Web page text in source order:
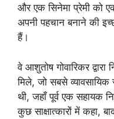
और एक सिनेमा प्रेमी को
अपनी पहचान बनाने की
हैं।
वे आशुतोष गोवारिकर
मिले, जो सबसे
थी, जहाँ पूर्व एक सहायक
कुछ साक्षात्कारों में कहा,